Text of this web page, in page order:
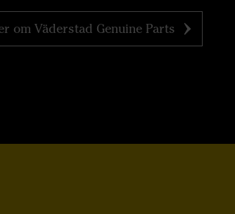
om Väderstad Genuine Parts